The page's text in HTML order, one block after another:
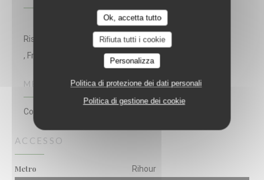
Ok, accetta tutto
Rifiuta tutti i cookie
Personalizza
Politica di protezione dei dati personali
Politica di gestione dei cookie
Ristorante gourmet
, French Restaurant
METODO DI PAGAMENTO
Contanti, Visa, Bancomat
ACCESSO
Metro Rihour